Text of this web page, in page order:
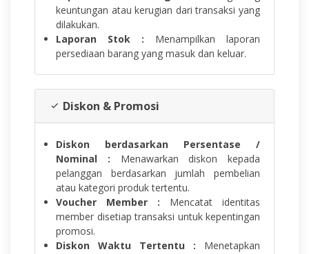
keuntungan atau kerugian dari transaksi yang
dilakukan.
Laporan Stok : Menampilkan laporan
persediaan barang yang masuk dan keluar.
Diskon & Promosi
Diskon berdasarkan Persentase /
Nominal : Menawarkan diskon kepada
pelanggan berdasarkan jumlah pembelian
atau kategori produk tertentu.
Voucher Member : Mencatat identitas
member disetiap transaksi untuk kepentingan
promosi.
Diskon Waktu Tertentu : Menetapkan